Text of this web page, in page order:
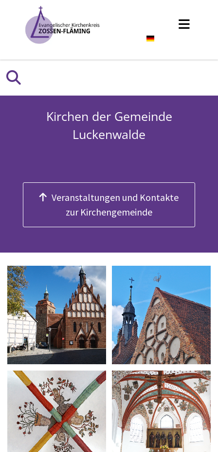
Kirchen der Gemeinde
Luckenwalde
Veranstaltungen und Kontakte
zur Kirchengemeinde